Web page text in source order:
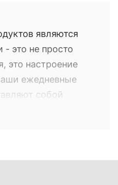
являются
это не просто
это настроение
ежедневные
собой
покрытиях. Это